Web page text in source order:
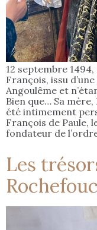
12 septembre
François, issu
Angoulême et
Bien que… Sa
été intimement
François de Paule,
fondateur de
Les